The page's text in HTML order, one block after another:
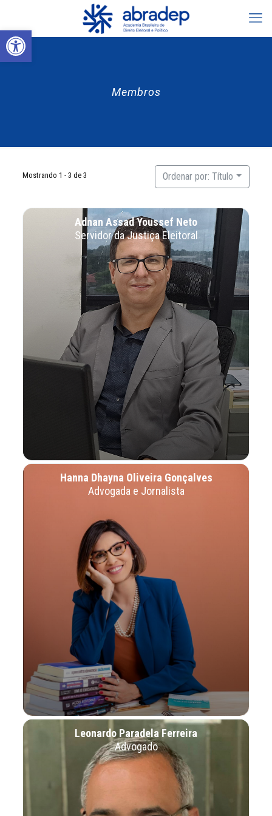
Abrir a barra de ferramentas
Membros
Mostrando 1 - 3 de 3 Ordenar por: Título
Adnan Assad Youssef Neto
Servidor da Justiça Eleitoral
Hanna Dhayna Oliveira Gonçalves
Advogada e Jornalista
Leonardo Paradela Ferreira
Advogado